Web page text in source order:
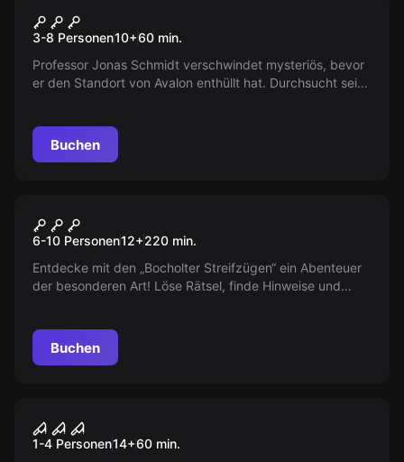
Die Suche nach Avalon
3-8 Personen10+60 min.
Professor Jonas Schmidt verschwindet mysteriös, bevor
er den Standort von Avalon enthüllt hat. Durchsucht sein
Buchen
Neu
Seetour
6-10 Personen12+220 min.
Entdecke mit den „Bocholter Streifzügen“ ein Abenteuer
der besonderen Art! Löse Rätsel, finde Hinweise und
bereit für das nächste Kapitel deiner
Abenteuergeschichte?
Buchen
House of Fear: Call of Blood
1-4 Personen14+60 min.